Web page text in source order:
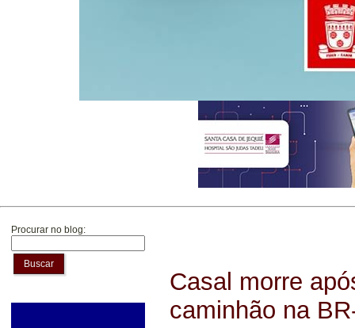
Procurar no blog:
Buscar
Casal morre
caminhão na